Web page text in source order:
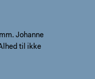
Johanne
til ikke